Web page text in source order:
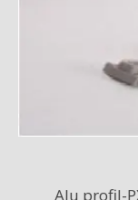
Alu profil-